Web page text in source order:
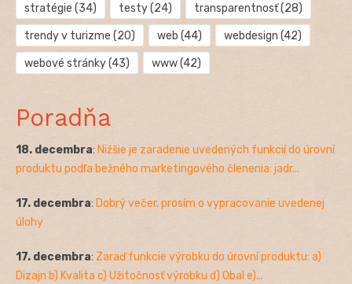
stratégie (34) testy(24) transparentnosť(28)
trendy v turizme (20) web (44) webdesign (42)
webové stránky(43) www(42)
Poradňa
18. decembra: Nižšie je zaradenie uvedených funkcií do úrovní
produktu podľa bežného marketingového členenia: jadr...
17. decembra: Dobrý večer, prosím o vypracovanie uvedenej
úlohy
17. decembra: Zaraď funkcie výrobku do úrovní produktu: a)
Dizajn b) Kvalita c) Užitočnosť výrobku d) Obal e)...